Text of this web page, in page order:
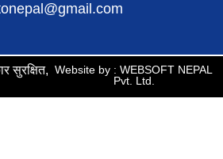
सुरक्षित, Website by : WEBSOFT NEPAL
Pvt. Ltd.